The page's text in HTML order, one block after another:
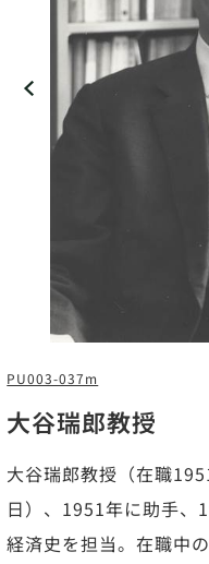
PU003-037m
大谷瑞郎教授
大谷瑞郎教授（在職
日）、1951年に助手、
経済史を担当。在職中